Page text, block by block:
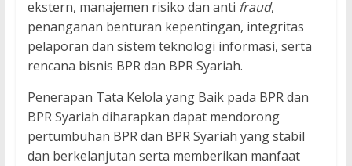
ekstern, manajemen risiko dan anti fraud,
penanganan benturan kepentingan, integritas
pelaporan dan sistem teknologi informasi, serta
rencana bisnis BPR dan BPR Syariah.
Penerapan Tata Kelola yang Baik pada BPR dan
BPR Syariah diharapkan dapat mendorong
pertumbuhan BPR dan BPR Syariah yang stabil
dan berkelanjutan serta memberikan manfaat